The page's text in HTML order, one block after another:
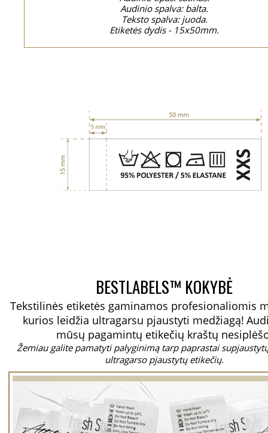
Audinio spalva: balta.
Teksto spalva: juoda.
Etiketės dydis - 15x50mm.
BESTLABELS™ KOKYBĖ
Tekstilinės etiketės gaminamos profesionaliomis
kurios leidžia ultragarsu pjaustyti medžiagą!
mūsų pagamintų etikečių kraštų
Žemiau galite pamatyti palyginimą tarp paprastai
ultragarso pjaustytų etikečių.